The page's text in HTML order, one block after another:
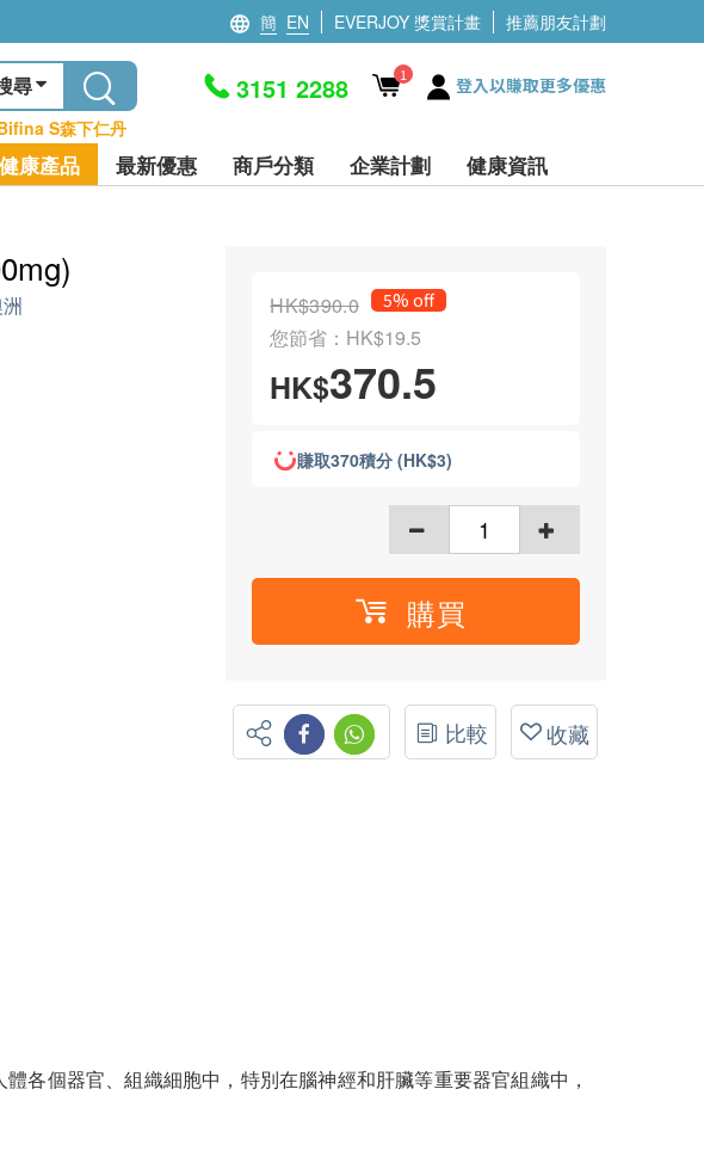
簡 EN EVERJOY 獎賞計畫 推薦朋友計劃
尋
S森下仁丹
3151 2288 1 登入以賺取更多優惠
健康產品 最新優惠 商戶分類 企業計劃 健康資訊
HK$390.0 5% off
您節省：HK$19.5
HK$370.5
賺取370積分 (HK$3)
購買
比較 收藏
各個器官、組織細胞中，特別在腦神經和肝臟等重要器官組織中，